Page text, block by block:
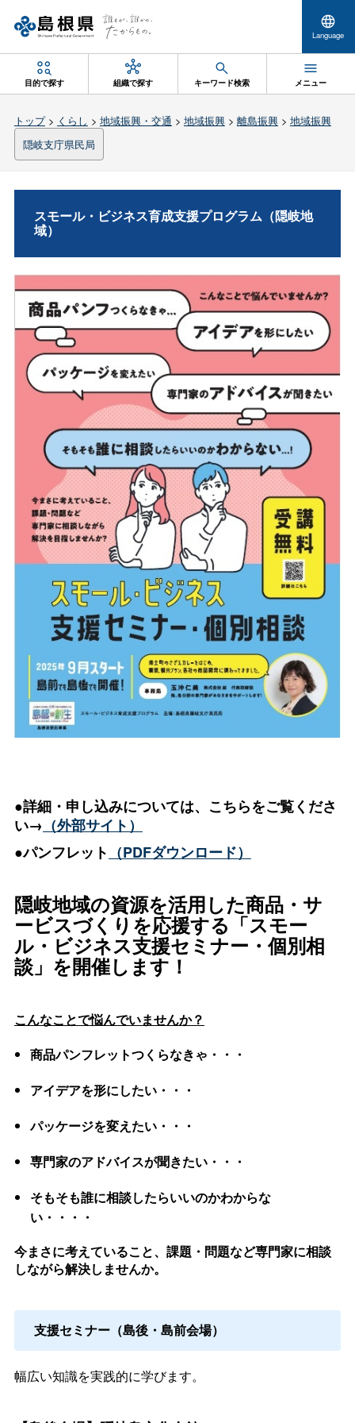
Language
目的で探す 組織で探す キーワード検索 メニュー
トップ> くらし > 地域振興・交通 > 地域振興> 離島振興> 地域振興
隠岐支庁県民局
スモール・ビジネス育成支援プログラム（隠岐地
域）
●詳細・申し込みについては、こちらをご覧くださ
い→ （外部サイト）
●パンフレット （PDFダウンロード）
隠岐地域の資源を活用した商品・サ
ービスづくりを応援する「スモー
ル・ビジネス支援セミナー・個別相
談」を開催します！
こんなことで悩んでいませんか？
商品パンフレットつくらなきゃ・・・
アイデアを形にしたい・・・
パッケージを変えたい・・・
専門家のアドバイスが聞きたい・・・
そもそも誰に相談したらいいのかわからな
い・・・・
今まさに考えていること、課題・問題など専門家に相談
しながら解決しませんか。
支援セミナー（島後・島前会場）
幅広い知識を実践的に学びます。